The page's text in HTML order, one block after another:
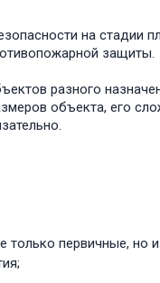
на стадии
защиты.
разного
объекта, его
только первичные, но